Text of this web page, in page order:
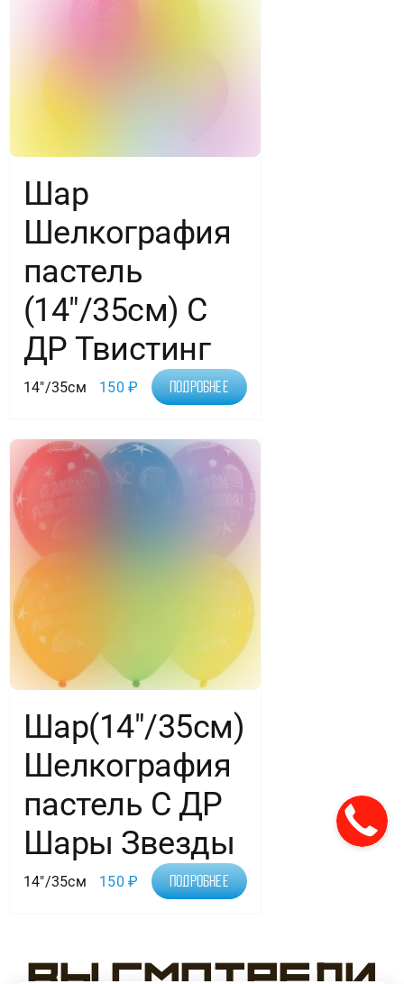
Шар
Шелкография
пастель
(14″/35см) С
ДР Твистинг
14"/35см 150₽ Подробнее
Шар(14″/35см)
Шелкография
пастель С ДР
Шары Звезды
14"/35см 150₽ Подробнее